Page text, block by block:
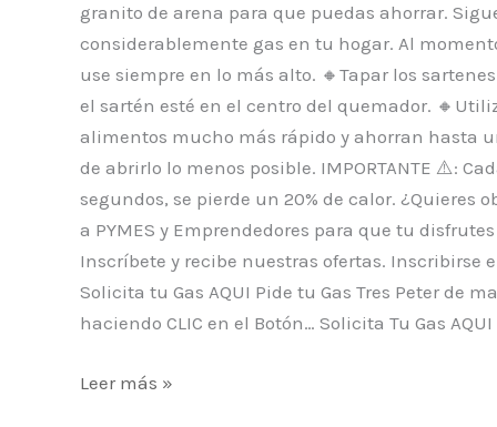
granito de arena para que puedas ahorrar.
considerablemente gas en tu hogar. Al
use siempre en lo más alto. 🔸Tapar los
el sartén esté en el centro del quemador.
alimentos mucho más rápido y ahorran hasta
de abrirlo lo menos posible. IMPORTANTE ⚠️:
segundos, se pierde un 20% de calor. ¿Quieres
a PYMES y Emprendedores para que tu
Inscríbete y recibe nuestras ofertas. Inscribirse
Solicita tu Gas AQUI Pide tu Gas Tres Peter de
haciendo CLIC en el Botón… Solicita Tu Gas AQUI
Leer más »